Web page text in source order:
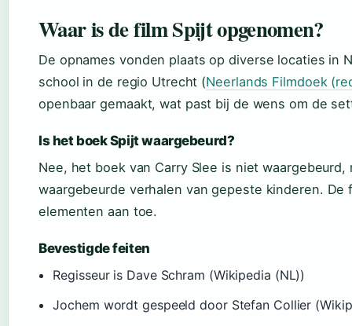
Waar is de film Spijt opgenomen?
De opnames vonden plaats op diverse locaties in
school in de regio Utrecht (Neerlands Filmdoek
openbaar gemaakt, wat past bij de wens om de
Is het boek Spijt waargebeurd?
Nee, het boek van Carry Slee is niet
waargebeurde verhalen van gepeste kinderen.
elementen aan toe.
Bevestigde feiten
Regisseur is Dave Schram (Wikipedia (NL))
Jochem wordt gespeeld door Stefan Collier